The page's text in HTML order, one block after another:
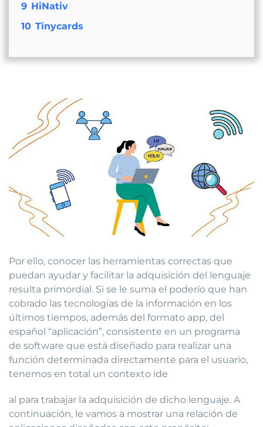
9 HiNativ
10 Tinycards
Por ello, conocer las herramientas correctas que
puedan ayudar y facilitar la adquisición del lenguaje
resulta primordial. Si se le suma el poderío que han
cobrado las tecnologías de la información en los
últimos tiempos, además del formato app, del
español “aplicación”, consistente en un programa
de software que está diseñado para realizar una
función determinada directamente para el usuario,
tenemos en total un contexto ide
al para trabajar la adquisición de dicho lenguaje. A
continuación, le vamos a mostrar una relación de